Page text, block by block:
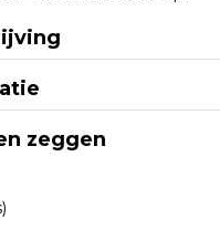
zeggen